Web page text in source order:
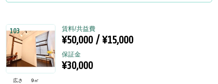
103
広さ 9㎡
賃料/共益費
¥50,000 / ¥15,000
保証金
¥30,000